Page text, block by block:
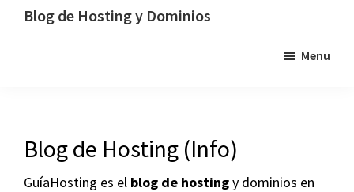
Saltar
Saltar
SaltarBlog de Hosting y Dominios
los
dominios
Menu
Blog de Hosting (Info)
GuíaHosting es el blog de hostingy dominios en